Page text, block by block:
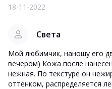
18-11-2022
Света
Мой любимчик, наношу его
вечером) Кожа после
нежная. По текстуре он
оттенком, распределяется